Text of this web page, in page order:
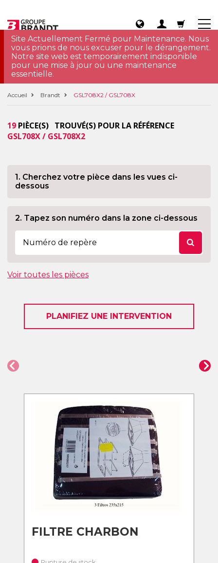
Site Actuellement Fermé pour Maintenance. Nous
vous prions de nous excuser pour le dérangement.
Notre site web est temporairement indisponible
pour une mise à jour ou une maintenance
essentielle.
Accueil Brandt GSL708X2 / GSL708X
19 PIÈCE(S) TROUVÉ(S) POUR LA RÉFÉRENCE
GSL708X / GSL708X2
1. Cherchez votre pièce dans les vues ci-
dessous
2. Tapez son numéro dans la zone ci-dessous
Voir toutes les pièces
PLANIFIEZ UNE INTERVENTION
FILTRE CHARBON